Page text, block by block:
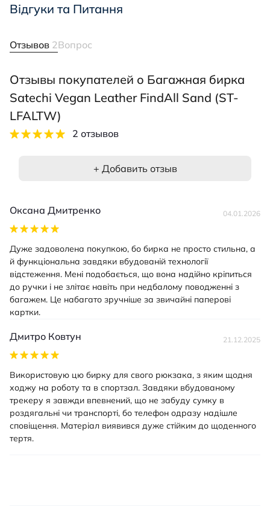
Відгуки та Питання
Отзывов 2Вопрос
Отзывы покупателей о Багажная бирка
Satechi Vegan Leather FindAll Sand (ST-
LFALTW)
2 отзывов
+ Добавить отзыв
Оксана Дмитренко 04.01.2026
Дуже задоволена покупкою, бо бирка не просто стильна, а
й функціональна завдяки вбудованій технології
відстеження. Мені подобається, що вона надійно кріпиться
до ручки і не злітає навіть при недбалому поводженні з
багажем. Це набагато зручніше за звичайні паперові
картки.
Дмитро Ковтун 21.12.2025
Використовую цю бирку для свого рюкзака, з яким щодня
ходжу на роботу та в спортзал. Завдяки вбудованому
трекеру я завжди впевнений, що не забуду сумку в
роздягальні чи транспорті, бо телефон одразу надішле
сповіщення. Матеріал виявився дуже стійким до щоденного
тертя.